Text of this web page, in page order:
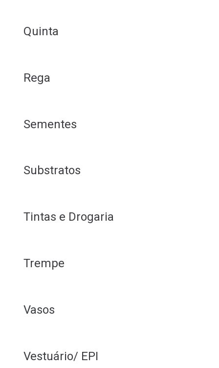
Quinta
Rega
Sementes
Substratos
Tintas e Drogaria
Trempe
Vasos
Vestuário/ EPI